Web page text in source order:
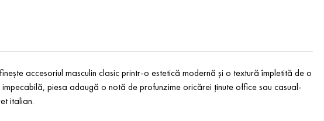
accesoriul masculin clasic printr-o estetică modernă și o textură împletită de o
piesa adaugă o notă de profunzime oricărei ținute office sau casual-
italian.